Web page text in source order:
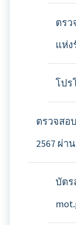
ตรว
แห่ง
โป
ตรวจสอ
2567 ผ่า
บัตร